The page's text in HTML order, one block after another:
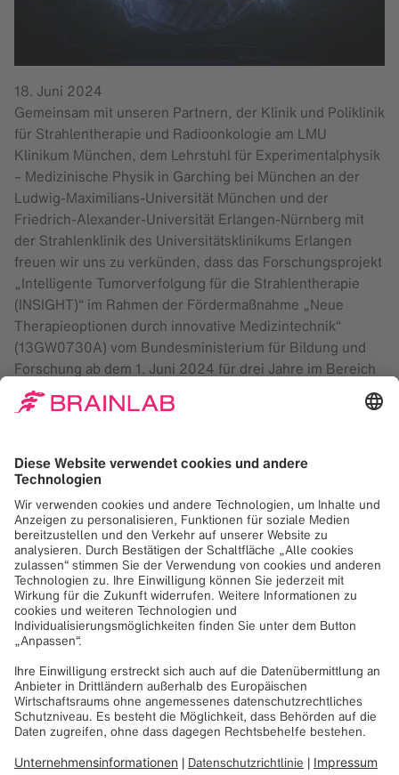
18. Juni 2024
Gemeinsam mit unseren Partnern, der Klinik und Poliklinik
für Strahlentherapie und Radioonkologie am LMU
Klinikum München, dem Lehrstuhl für Experimentalphysik
– Medizinische Physik in Garching bei München an der
Ludwig-Maximilians-Universität München und der
Friedrich-Alexander-Universität Erlangen-Nürnberg mit
der Strahlenklinik des Universitätsklinikums Erlangen
freuen wir uns zu verkünden, dass das Forschungsprojekt
„Intelligente Tumorverfolgung für die Strahlentherapie
(INSIGHT)“ im Rahmen der Fördermaßnahme „Neue
Therapieoptionen durch innovative Medizintechnik“
(13GW0730A) vom Bundesministerium für Bildung und
Forschung ab dem 1. Juni 2024 für drei Jahre im Bereich
Gesundheitswirtschaft im Rahmenprogramm
Gesundheitsforschung gefördert wird.
Entwicklung einer Lösung, mit der Tumore im Oberbauch
(z.B. Leber- und Lymphknotenmetastasen sowie primäre
Leber- und Bauchspeicheldrüsentumore) während der
stereotaktischen Hochpräzisionsradiotherapie auf Basis
des Positionierungs- und Monitoringsystems ExacTrac
Dynamic® verfolgt und überwacht werden können.
Die Technologie ExacTrac Dynamic trackt Patient:innen mit
verschiedensten Tumorvarianten während der
Bestrahlung millimetergenau und überprüft mit Hilfe von
Bildgebung die Position des Tumors. Der
Behandlungsstrahl kann so entsprechend der
Tumorposition kontrolliert werden, und kann somit eine
Schädigung des umliegenden gesunden Gewebes
verringern. Das ermöglicht eine deutlich schnellere